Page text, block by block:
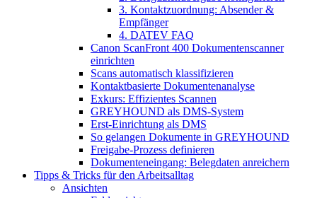
3. Kontaktzuordnung: Absender &
Empfänger
4. DATEV FAQ
Canon ScanFront 400 Dokumentenscanner
einrichten
Scans automatisch klassifizieren
Kontaktbasierte Dokumentenanalyse
Exkurs: Effizientes Scannen
GREYHOUND als DMS-System
Erst-Einrichtung als DMS
So gelangen Dokumente in GREYHOUND
Freigabe-Prozess definieren
Dokumenteneingang: Belegdaten anreichern
Tipps & Tricks für den Arbeitsalltag
Ansichten